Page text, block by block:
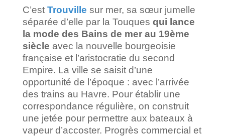
C’est Trouville sur mer, sa sœur jumelle
séparée d’elle par la Touques qui lance
la mode des Bains de mer au 19ème
siècle avec la nouvelle bourgeoisie
française et l’aristocratie du second
Empire. La ville se saisit d’une
opportunité de l’époque : avec l’arrivée
des trains au Havre. Pour établir une
correspondance régulière, on construit
une jetée pour permettre aux bateaux à
vapeur d’accoster. Progrès commercial et